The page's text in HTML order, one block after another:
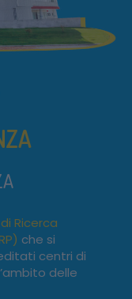
Ricerca
che si
centri di
delle